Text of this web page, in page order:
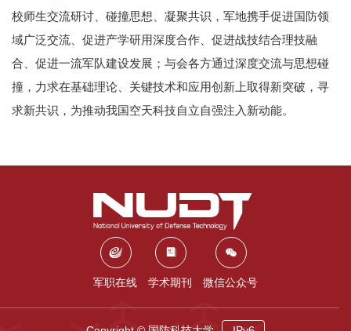
校师生交流研讨、碰撞思想、凝聚共识，军地携手促进国防领
域广泛交流、促进产学研用深度合作、促进战技结合理技融
合、促进一流军队建设发展；与会各方通过深度交流与思想碰
撞，力求在基础理论、关键技术和应用创新上取得新突破，寻
求新共识，为推动我国空天科技自立自强注入新动能。
军职在线 学术期刊 微信公众号